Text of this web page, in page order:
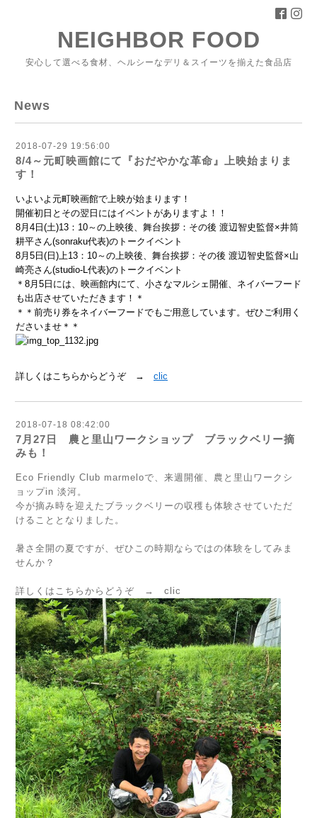
NEIGHBOR FOOD
安心して選べる食材、ヘルシーなデリ＆スイーツを揃えた食品店
News
2018-07-29 19:56:00
8/4～元町映画館にて『おだやかな革命』上映始まりま
す！
いよいよ元町映画館で上映が始まります！
開催初日とその翌日にはイベントがありますよ！！
8月4日(土)13：10～の上映後、舞台挨拶：その後 渡辺智史監督×井筒
耕平さん(sonraku代表)のトークイベント
8月5日(日)上13：10～の上映後、舞台挨拶：その後 渡辺智史監督×山
崎亮さん(studio-L代表)のトークイベント
＊8月5日には、映画館内にて、小さなマルシェ開催、ネイバーフード
も出店させていただきます！＊
＊＊前売り券をネイバーフードでもご用意しています。ぜひご利用く
ださいませ＊＊
詳しくはこちらからどうぞ → clic
2018-07-18 08:42:00
7月27日 農と里山ワークショップ ブラックベリー摘
みも！
Eco Friendly Club marmeloで、来週開催、農と里山ワークシ
ョップin 淡河。
今が摘み時を迎えたブラックベリーの収穫も体験させていただ
けることとなりました。
暑さ全開の夏ですが、ぜひこの時期ならではの体験をしてみま
せんか？
詳しくはこちらからどうぞ → clic